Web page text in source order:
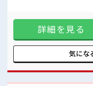
■最短2営業日で入寮も可
※規定有
■職場の雰囲気
《20代・30代の男性スタ
職場の人間関係⇒良好♪
未経験でも安心な就業環境
社内設備もバッチリ★
月もらえるからお財布が
完備/ ◎寮費は「
車場完備/マイカ
での移動交通費
り※空き状況に
から無料送迎バ
大型連休がある
■最短即日入社
詳細を見る
気にな